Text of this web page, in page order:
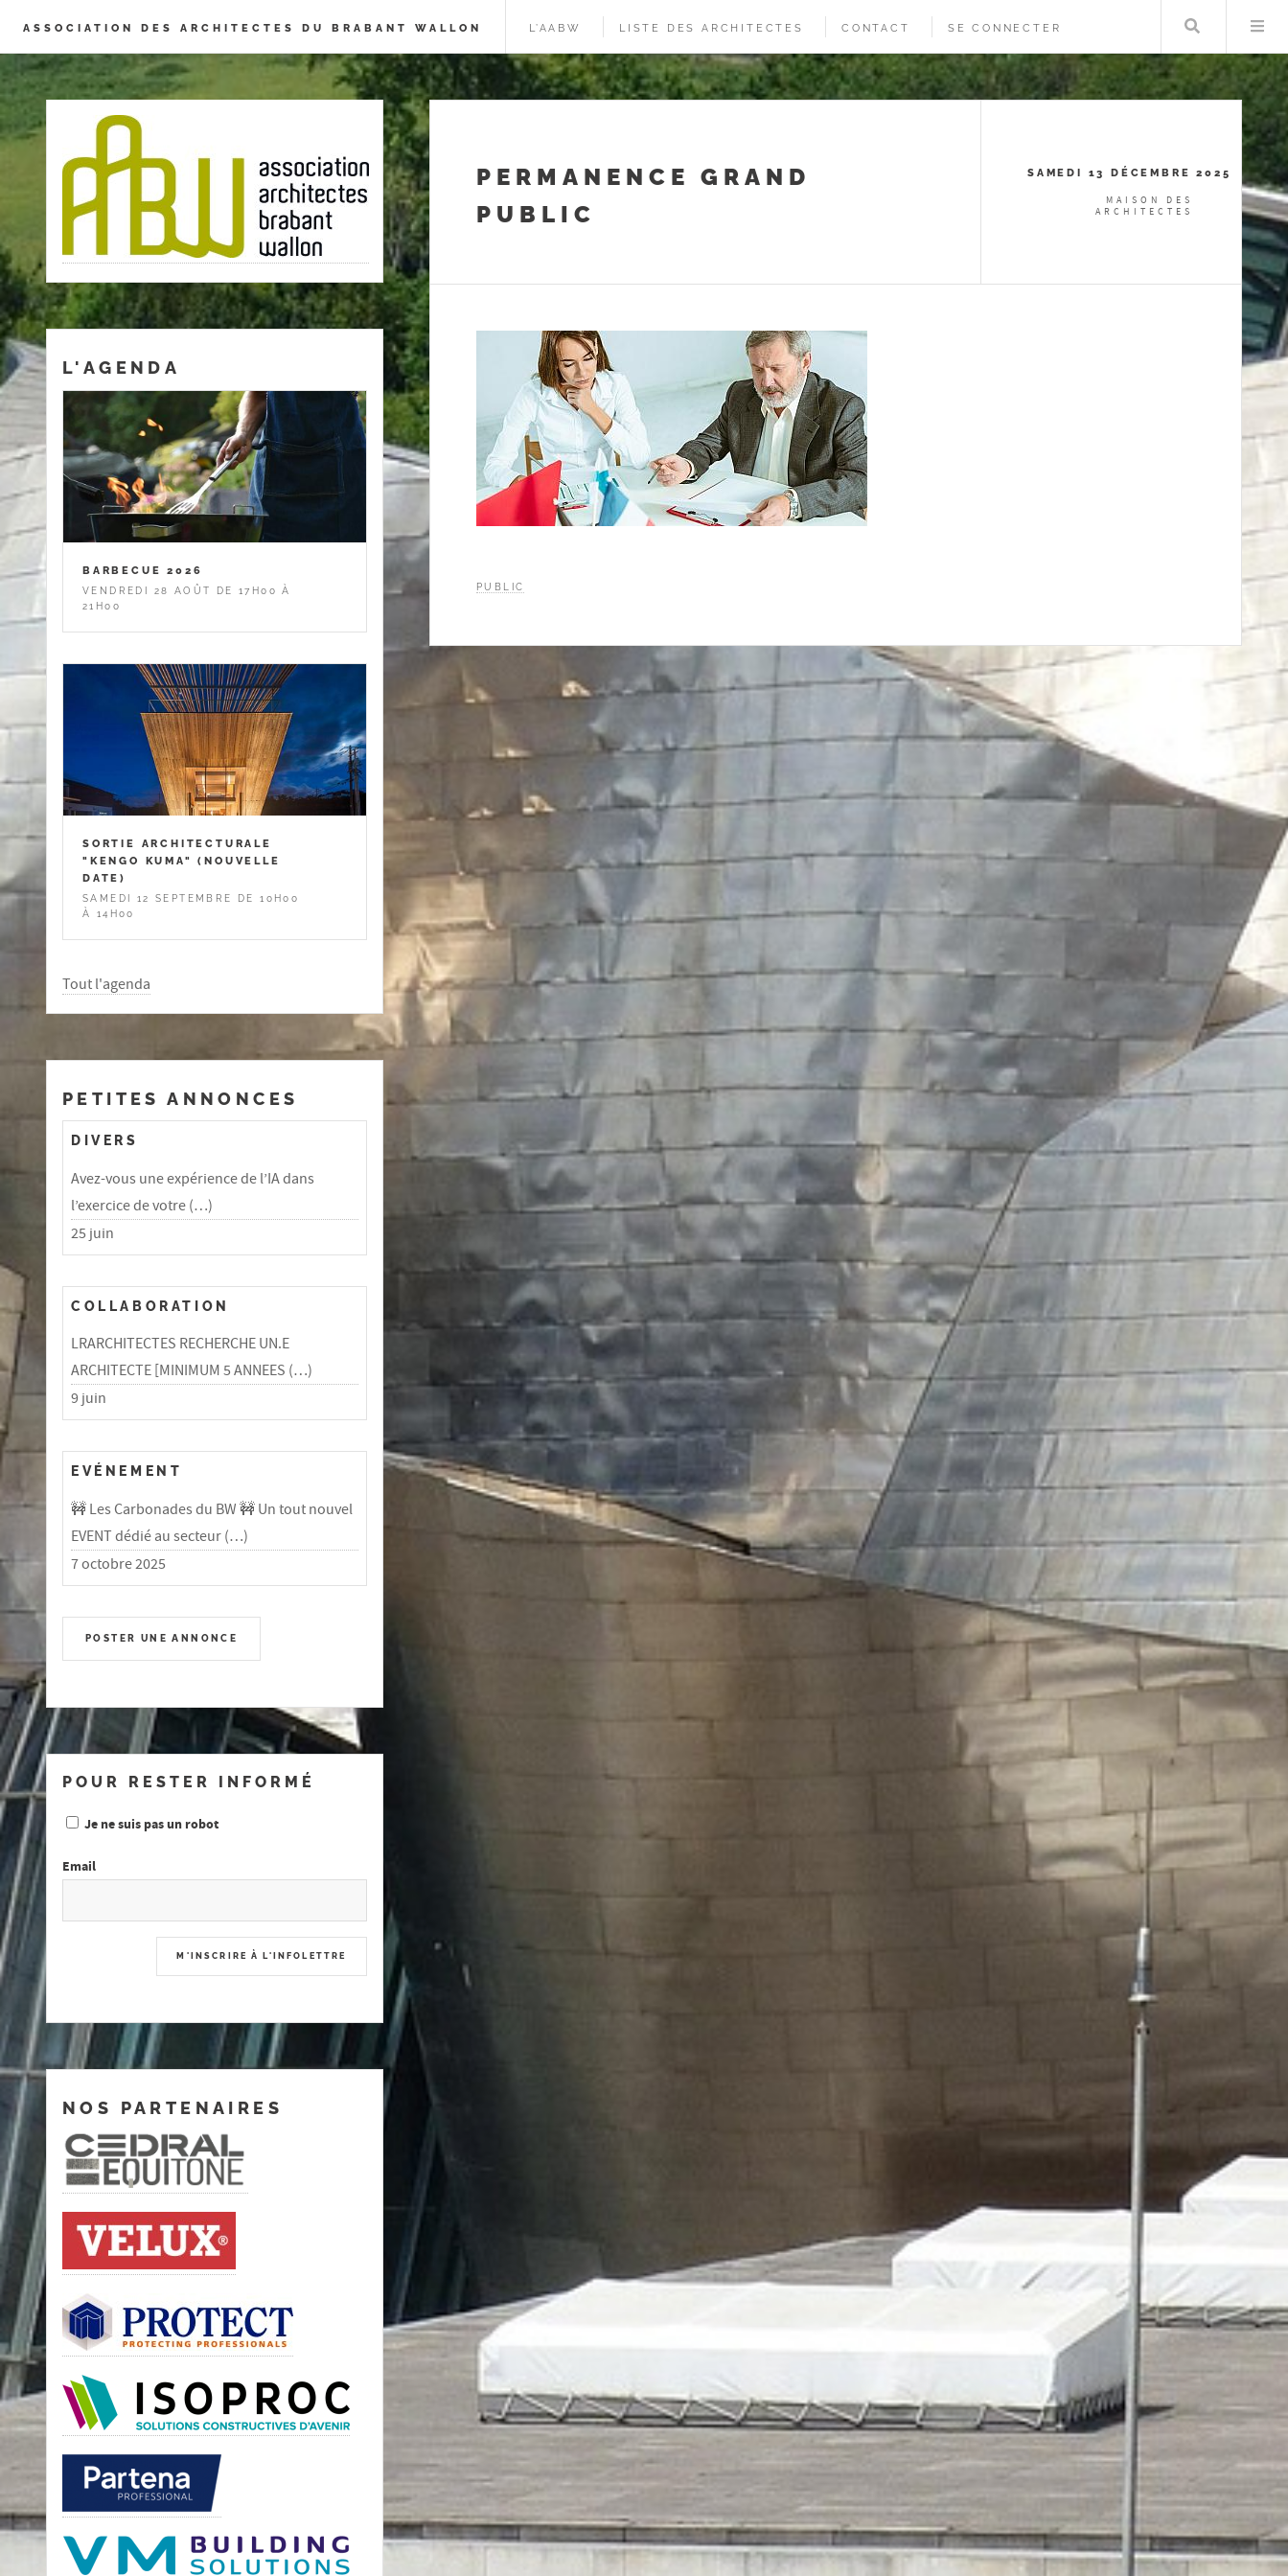
ASSOCIATION DES ARCHITECTES DU BRABANT WALLON L’AABW LISTE DES ARCHITECTES CONTACT SE CONNECTER Rechercher
PERMANENCE GRAND
PUBLIC
SAMEDI 13 DÉCEMBRE 2025
MAISON DES
ARCHITECTES
PUBLIC
L'AGENDA
BARBECUE 2026
VENDREDI 28 AOÛT DE 17H00 À
21H00
SORTIE ARCHITECTURALE
"KENGO KUMA" (NOUVELLE
DATE)
SAMEDI 12 SEPTEMBRE DE 10H00
À 14H00
Tout l'agenda
PETITES ANNONCES
DIVERS
Avez-vous une expérience de l’IA dans
l’exercice de votre (…)
25 juin
COLLABORATION
LRARCHITECTES RECHERCHE UN.E
ARCHITECTE [MINIMUM 5 ANNEES (…)
9 juin
EVÉNEMENT
🚧 Les Carbonades du BW 🚧 Un tout nouvel
EVENT dédié au secteur (…)
7 octobre 2025
POSTER UNE ANNONCE
POUR RESTER INFORMÉ
Je ne suis pas un robot
Email
NOS PARTENAIRES